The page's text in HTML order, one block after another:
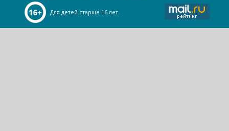
Для детей старше 16 лет.